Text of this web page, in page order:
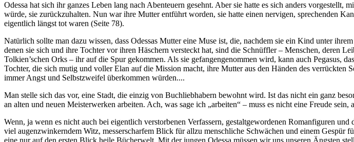
Odessa hat sich ihr ganzes Leben lang nach Abenteuern gesehnt. Aber sie hatte es sich anders
würde, sie zurückzuhalten. Nun war ihre Mutter entführt worden, sie hatte einen nervigen, sprechenden
eigentlich längst tot waren (Seite 78).
Natürlich sollte man dazu wissen, dass Odessas Mutter eine Muse ist, die, nachdem sie ein Kind unter
denen sie sich und ihre Tochter vor ihren Häschern versteckt hat, sind die Schnüffler – Menschen, deren
Tolkien’schen Orks – ihr auf die Spur gekommen. Als sie gefangengenommen wird, kann auch Pegasus,
Tochter, die sich mutig und voller Elan auf die Mission macht, ihre Mutter aus den Händen des
immer Angst und Selbstzweifel überkommen würden....
Man stelle sich das vor, eine Stadt, die einzig von Buchliebhabern bewohnt wird. Ist das nicht ein ganz
an alten und neuen Meisterwerken arbeiten. Ach, was sage ich „arbeiten“ – muss es nicht eine Freude
Wenn, ja wenn es nicht auch bei eigentlich verstorbenen Verfassern, gestaltgewordenen Romanfiguren
viel augenzwinkerndem Witz, messerscharfem Blick für allzu menschliche Schwächen und einem
eine nur auf den ersten Blick heile Bücherwelt. Mit der jungen Odessa müssen wir uns unseren Ängsten